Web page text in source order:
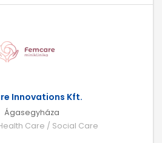
Innovations Kft.
Ágasegyháza
Care / Social Care